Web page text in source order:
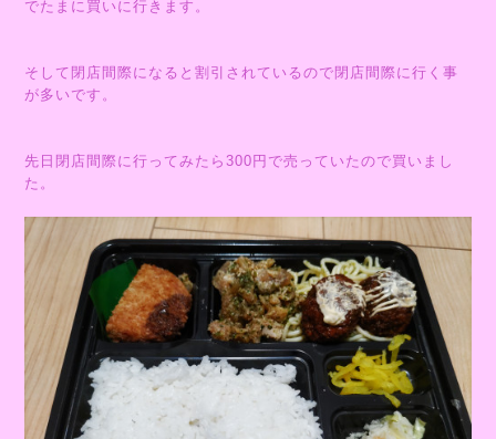
でたまに買いに行きます。
そして閉店間際になると割引されているので閉店間際に行く事
が多いです。
先日閉店間際に行ってみたら300円で売っていたので買いまし
た。